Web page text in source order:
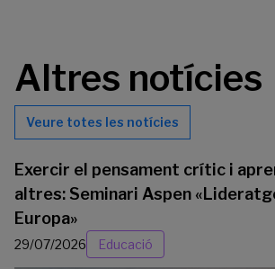
Altres notícies
Veure totes les notícies
Exercir el pensament crític i
altres: Seminari Aspen
Europa»
29/07/2026 Educació